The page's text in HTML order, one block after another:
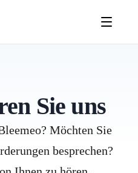
Sie uns
Möchten Sie
besprechen?